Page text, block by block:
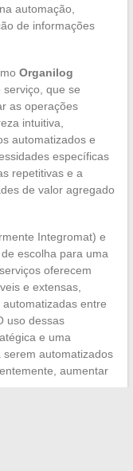
automação,
de informações
Organilog
que se
as operações
intuitiva,
automatizados e
específicas
repetitivas e a
de valor agregado
Integromat) e
escolha para uma
oferecem
e extensas,
entre
uso dessas
e uma
automatizados
aumentar